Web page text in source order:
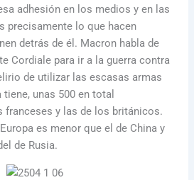
adhesión en los medios y en las
precisamente lo que hacen
detrás de él. Macron habla de
Cordiale para ir a la guerra contra
de utilizar las escasas armas
unas 500 en total
franceses y las de los británicos.
es menor que el de China y
de Rusia.